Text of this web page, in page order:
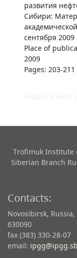
развития
Сибири:
сентября 2009
Place of
2009
Pages: 203-211
Trofimuk Institute
Siberian Branch
Contacts:
Novosibirsk,
630090
fax (383) 330-28-07
email: